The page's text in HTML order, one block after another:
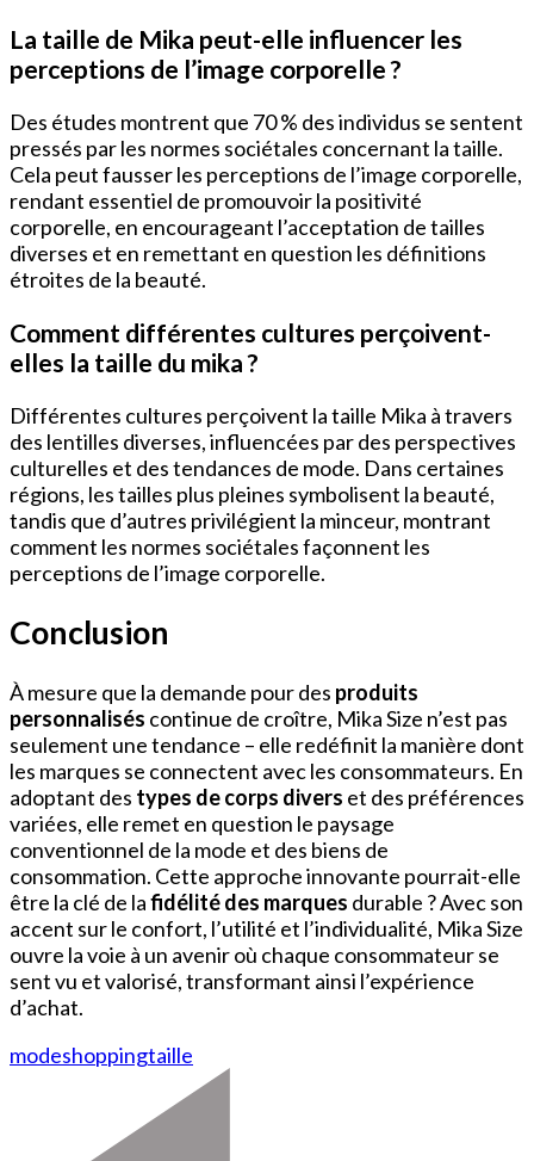
La taille de Mika peut-elle influencer les
perceptions de l’image corporelle ?
Des études montrent que 70 % des individus se sentent
pressés par les normes sociétales concernant la taille.
Cela peut fausser les perceptions de l’image corporelle,
rendant essentiel de promouvoir la positivité
corporelle, en encourageant l’acceptation de tailles
diverses et en remettant en question les définitions
étroites de la beauté.
Comment différentes cultures perçoivent-
elles la taille du mika ?
Différentes cultures perçoivent la taille Mika à travers
des lentilles diverses, influencées par des perspectives
culturelles et des tendances de mode. Dans certaines
régions, les tailles plus pleines symbolisent la beauté,
tandis que d’autres privilégient la minceur, montrant
comment les normes sociétales façonnent les
perceptions de l’image corporelle.
Conclusion
À mesure que la demande pour des produits
personnalisés continue de croître, Mika Size n’est pas
seulement une tendance – elle redéfinit la manière dont
les marques se connectent avec les consommateurs. En
adoptant des types de corps divers et des préférences
variées, elle remet en question le paysage
conventionnel de la mode et des biens de
consommation. Cette approche innovante pourrait-elle
être la clé de lafidélité des marques durable ? Avec son
accent sur le confort, l’utilité et l’individualité, Mika Size
ouvre la voie à un avenir où chaque consommateur se
sent vu et valorisé, transformant ainsi l’expérience
d’achat.
modeshoppingtaille